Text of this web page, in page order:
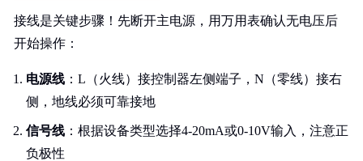
接线是关键步骤！先断开主电源，用万用表确认无电压后
开始操作：
电源线 ：L（火线）接控制器左侧端子，N（零线）接右
侧，地线必须可靠接地
信号线 ：根据设备类型选择4-20mA或0-10V输入，注意正
负极性